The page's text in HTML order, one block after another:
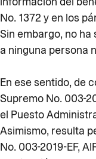
No. 1372 y en los
Sin embargo, no
a ninguna persona
En ese sentido, de
Supremo No. 003-
el Puesto
Asimismo, resulta
No. 003-2019-EF,